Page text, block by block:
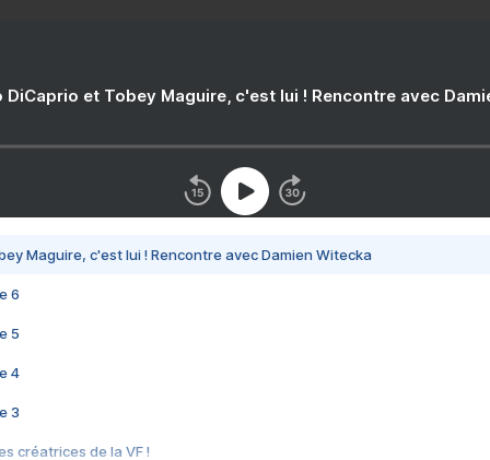
DiCaprio et Tobey Maguire, c'est lui ! Rencontre avec
Maguire, c'est lui ! Rencontre avec Damien Witecka
6
5
4
3
créatrices de la VF !